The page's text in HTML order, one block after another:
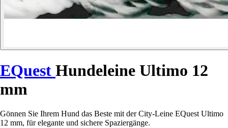
EQuest Hundeleine Ultimo 12
mm
Gönnen Sie Ihrem Hund das Beste mit der City-Leine EQuest Ultimo
12 mm, für elegante und sichere Spaziergänge.